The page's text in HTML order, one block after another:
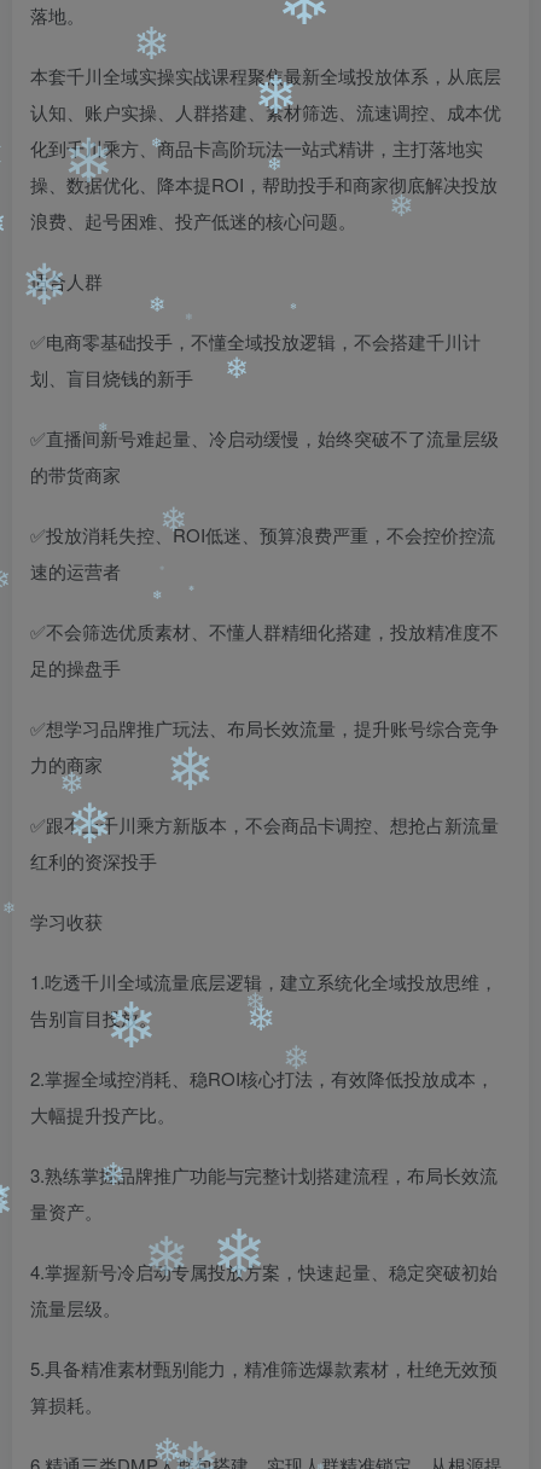
落地。
本套千川全域实操实战课程聚焦最新全域投放体系，从底层
认知、账户实操、人群搭建、素材筛选、流速调控、成本优
化到千川乘方、商品卡高阶玩法一站式精讲，主打落地实
操、数据优化、降本提ROI，帮助投手和商家彻底解决投放
浪费、起号困难、投产低迷的核心问题。
适合人群
✅电商零基础投手，不懂全域投放逻辑，不会搭建千川计
划、盲目烧钱的新手
✅直播间新号难起量、冷启动缓慢，始终突破不了流量层级
的带货商家
✅投放消耗失控、ROI低迷、预算浪费严重，不会控价控流
速的运营者
✅不会筛选优质素材、不懂人群精细化搭建，投放精准度不
足的操盘手
✅想学习品牌推广玩法、布局长效流量，提升账号综合竞争
力的商家
✅跟不上千川乘方新版本，不会商品卡调控、想抢占新流量
红利的资深投手
学习收获
1.吃透千川全域流量底层逻辑，建立系统化全域投放思维，
告别盲目投放。
2.掌握全域控消耗、稳ROI核心打法，有效降低投放成本，
大幅提升投产比。
3.熟练掌握品牌推广功能与完整计划搭建流程，布局长效流
量资产。
4.掌握新号冷启动专属投放方案，快速起量、稳定突破初始
流量层级。
5.具备精准素材甄别能力，精准筛选爆款素材，杜绝无效预
算损耗。
❄
❄ ❄
❄
❄ ❄
❄
❄
❄
❄
❄
❄
❄
❄
❄
❄
❄